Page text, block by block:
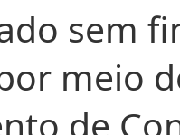
sem
meio
de